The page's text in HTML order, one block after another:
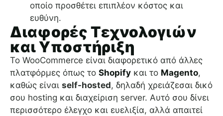
οποίο προσθέτει επιπλέον κόστος και
ευθύνη.
Διαφορές Τεχνολογιών
και Υποστήριξη
Το WooCommerce είναι διαφορετικό από άλλες
πλατφόρμες όπως το Shopify και το Magento,
καθώς είναι self-hosted, δηλαδή χρειάζεσαι δικό
σου hosting και διαχείριση server. Αυτό σου δίνει
περισσότερο έλεγχο και ευελιξία, αλλά απαιτεί